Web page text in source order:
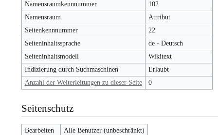
Namensraumkennnummer
102
Namensraum
Attribut
Seitenkennnummer
22
Seiteninhaltssprache
de - Deutsch
Seiteninhaltsmodell
Wikitext
Indizierung durch Suchmaschinen
Erlaubt
Anzahl der Weiterleitungen zu dieser Seite
0
Seitenschutz
Bearbeiten
Alle Benutzer (unbeschränkt)